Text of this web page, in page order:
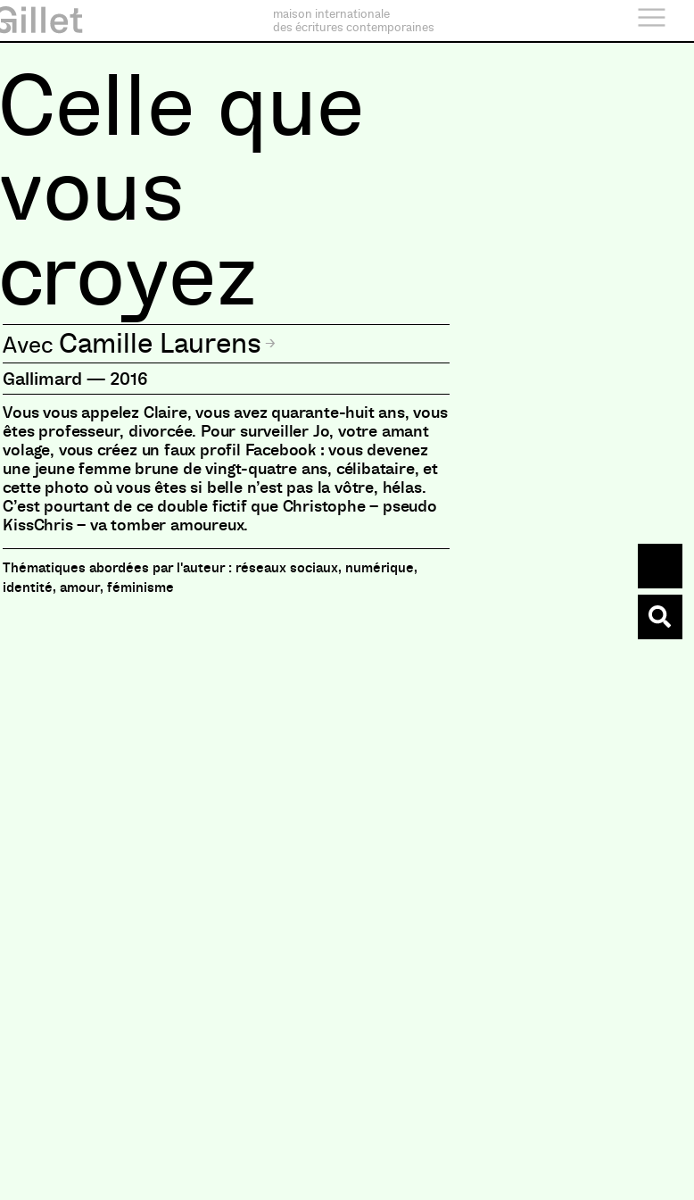
maison internationale
des écritures contemporaines
Celle que
vous
croyez
Camille Laurens
Gallimard — 2016
Vous vous appelez Claire, vous avez quarante-huit ans, vous
êtes professeur, divorcée. Pour surveiller Jo, votre amant
volage, vous créez un faux profil Facebook : vous devenez
une jeune femme brune de vingt-quatre ans, célibataire, et
cette photo où vous êtes si belle n’est pas la vôtre, hélas.
C’est pourtant de ce double fictif que Christophe – pseudo
KissChris – va tomber amoureux.
réseaux sociaux, numérique,
identité, amour, féminisme